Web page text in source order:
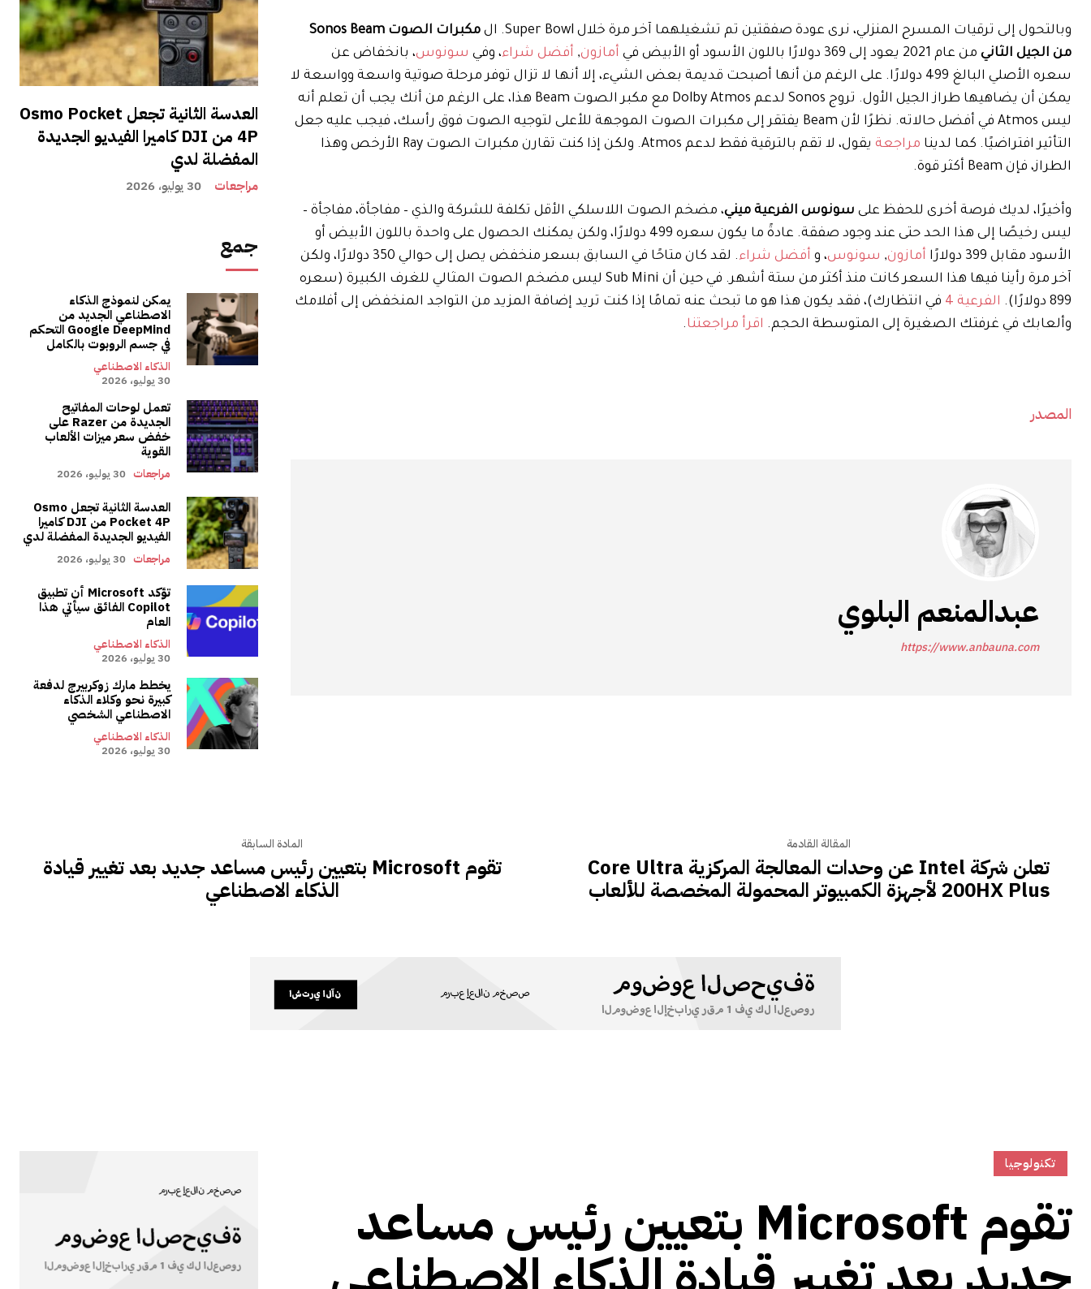
العدسة الثانية تجعل Osmo Pocket
4P من DJI كاميرا الفيديو الجديدة
المفضلة لدي
مراجعات 30 يوليو، 2026
جمع
يمكن لنموذج الذكاء
الاصطناعي الجديد من
Google DeepMind التحكم
في جسم الروبوت بالكامل
الذكاء الاصطناعي
30 يوليو، 2026
تعمل لوحات المفاتيح
الجديدة من Razer على
خفض سعر ميزات الألعاب
القوية
مراجعات 30 يوليو، 2026
العدسة الثانية تجعل Osmo
Pocket 4P من DJI كاميرا
الفيديو الجديدة المفضلة لدي
مراجعات 30 يوليو، 2026
تؤكد Microsoft أن تطبيق
Copilot الفائق سيأتي هذا
العام
الذكاء الاصطناعي
30 يوليو، 2026
يخطط مارك زوكربيرج لدفعة
كبيرة نحو وكلاء الذكاء
الاصطناعي الشخصي
الذكاء الاصطناعي
30 يوليو، 2026
وبالتحول إلى ترقيات المسرح المنزلي، نرى عودة صفقتين تم تشغيلهما آخر مرة خلال Super Bowl. ال
مكبرات الصوت Sonos Beam
من الجيل الثاني من عام 2021 يعود إلى 369 دولارًا باللون الأسود أو الأبيض في أمازون, أفضل شراء، وفي سونوس، بانخفاض عن
سعره الأصلي البالغ 499 دولارًا. على الرغم من أنها أصبحت قديمة بعض الشيء، إلا أنها لا تزال توفر مرحلة صوتية واسعة وواسعة لا
يمكن أن يضاهيها طراز الجيل الأول. تروج Sonos لدعم Dolby Atmos مع مكبر الصوت Beam هذا، على الرغم من أنك يجب أن تعلم أنه
ليس Atmos في أفضل حالاته. نظرًا لأن Beam يفتقر إلى مكبرات الصوت الموجهة للأعلى لتوجيه الصوت فوق رأسك، فيجب عليه جعل
التأثير افتراضيًا. كما لدينا مراجعة
يقول، لا تقم بالترقية فقط لدعم Atmos. ولكن إذا كنت تقارن مكبرات الصوت Ray الأرخص وهذا
الطراز، فإن Beam أكثر قوة.
وأخيرًا، لديك فرصة أخرى للحفظ على سونوس الفرعية ميني، مضخم الصوت اللاسلكي الأقل تكلفة للشركة والذي – مفاجأة، مفاجأة –
ليس رخيصًا إلى هذا الحد حتى عند وجود صفقة. عادةً ما يكون سعره 499 دولارًا، ولكن يمكنك الحصول على واحدة باللون الأبيض أو
الأسود مقابل 399 دولارًا
أمازون, سونوس، و أفضل شراء
. لقد كان متاحًا في السابق بسعر منخفض يصل إلى حوالي 350 دولارًا، ولكن
آخر مرة رأينا فيها هذا السعر كانت منذ أكثر من ستة أشهر. في حين أن Sub Mini ليس مضخم الصوت المثالي للغرف الكبيرة (سعره
899 دولارًا).
الفرعية 4
في انتظارك)، فقد يكون هذا هو ما تبحث عنه تمامًا إذا كنت تريد إضافة المزيد من التواجد المنخفض إلى أفلامك
وألعابك في غرفتك الصغيرة إلى المتوسطة الحجم. اقرأ مراجعتنا.
المصدر
عبدالمنعم البلوي
https://www.anbauna.com
المادة السابقة
تقوم Microsoft بتعيين رئيس مساعد جديد بعد تغيير قيادة
الذكاء الاصطناعي
المقالة القادمة
تعلن شركة Intel عن وحدات المعالجة المركزية Core Ultra
200HX Plus لأجهزة الكمبيوتر المحمولة المخصصة للألعاب